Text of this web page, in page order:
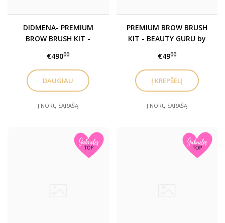
DIDMENA- PREMIUM
BROW BRUSH KIT -
Gabrielė Švarcukaitė
teptukų rinkinys
€49000
DAUGIAU
Į NORŲ SĄRAŠĄ
PREMIUM BROW BRUSH
KIT - BEAUTY GURU by
teptukų rinkinys
€4900
Į NORŲ SĄRAŠĄ